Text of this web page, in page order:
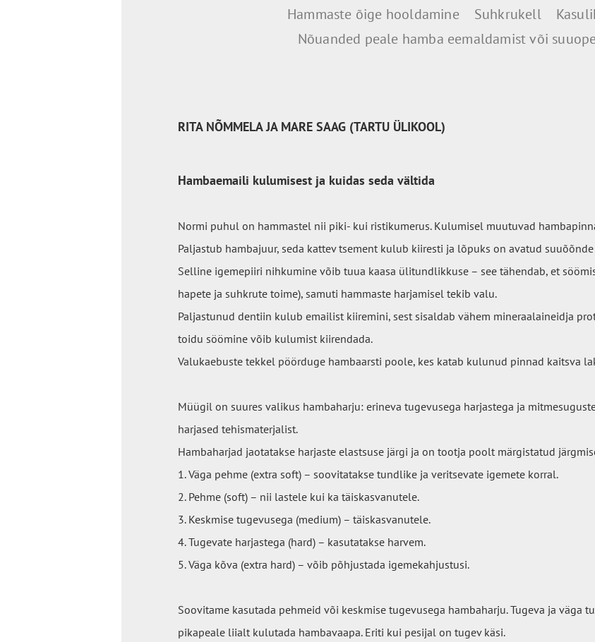
Hammaste õige hooldamine
Suhkrukell
Nõuanded peale hamba eemaldamist või
RITA NÕMMELA JA MARE SAAG (TARTU ÜLIKOOL)
Hambaemaili kulumisest ja kuidas seda vältida
Normi puhul on hammastel nii piki- kui ristikumerus. Kulumisel muutuvad
Paljastub hambajuur, seda kattev tsement kulub kiiresti ja lõpuks on avatud
Selline igemepiiri nihkumine võib tuua kaasa ülitundlikkuse – see tähendab, et
hapete ja suhkrute toime), samuti hammaste harjamisel tekib valu.
Paljastunud dentiin kulub emailist kiiremini, sest sisaldab vähem mineraalaineidja
toidu söömine võib kulumist kiirendada.
Valukaebuste tekkel pöörduge hambaarsti poole, kes katab kulunud pinnad kaitsva
Müügil on suures valikus hambaharju: erineva tugevusega harjastega ja
harjased tehismaterjalist.
Hambaharjad jaotatakse harjaste elastsuse järgi ja on tootja poolt märgistatud
1. Väga pehme (extra soft) – soovitatakse tundlike ja veritsevate igemete korral.
2. Pehme (soft) – nii lastele kui ka täiskasvanutele.
3. Keskmise tugevusega (medium) – täiskasvanutele.
4. Tugevate harjastega (hard) – kasutatakse harvem.
5. Väga kõva (extra hard) – võib põhjustada igemekahjustusi.
Soovitame kasutada pehmeid või keskmise tugevusega hambaharju. Tugeva ja väga
pikapeale liialt kulutada hambavaapa. Eriti kui pesijal on tugev käsi.